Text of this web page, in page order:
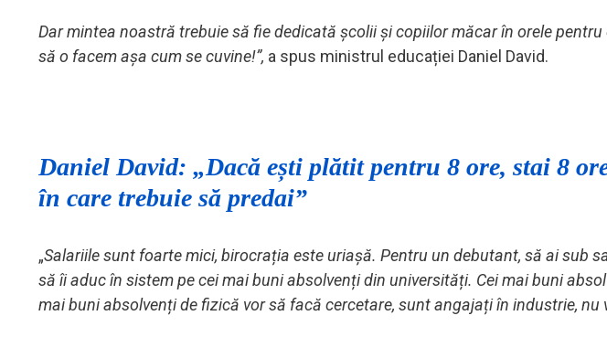
Dar mintea noastră trebuie să fie dedicată școlii și copiilor măcar în orele
să o facem așa cum se cuvine!”, a spus ministrul educației Daniel David.
Daniel David: „Dacă ești plătit pentru 8 ore, stai 8
în care trebuie să predai”
„Salariile sunt foarte mici, birocrația este uriașă. Pentru un debutant, să ai sub
să îi aduc în sistem pe cei mai buni absolvenți din universități. Cei mai buni
mai buni absolvenți de fizică vor să facă cercetare, sunt angajați în industrie, nu